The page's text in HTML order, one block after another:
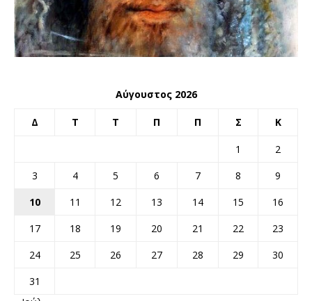
Αύγουστος 2026
Δ Τ Τ Π Π Σ Κ
1
2
3
4 5 6 7 8
9
10
11 12 13 14 15
16
17
18 19 20 21 22
23
24
25 26 27 28 29
30
31